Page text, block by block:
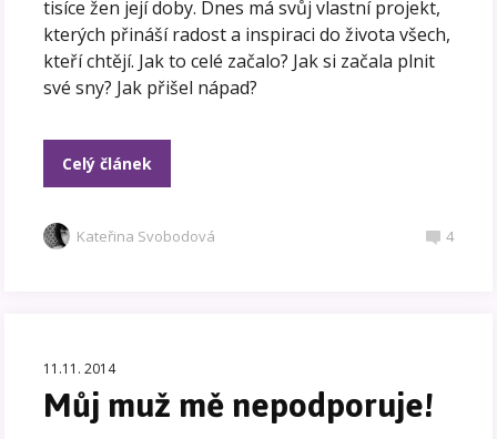
tisíce žen její doby. Dnes má svůj vlastní projekt,
kterých přináší radost a inspiraci do života všech,
kteří chtějí. Jak to celé začalo? Jak si začala plnit
své sny? Jak přišel nápad?
Celý článek
Kateřina Svobodová 4
11.11. 2014
Můj muž mě nepodporuje!